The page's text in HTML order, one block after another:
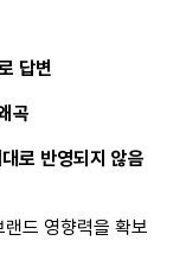
답변
곡
로 반영되지 않음
드 영향력을 확보